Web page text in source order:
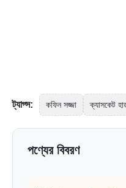
ট্যাগ্স: কফিন সজ্জা ক্যাসকেট
পণ্যের বিবরণ